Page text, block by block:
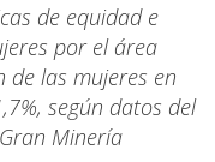
de equidad e
por el área
de las mujeres en
según datos del
Minería